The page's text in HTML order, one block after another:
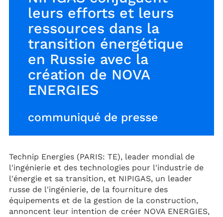
leurs efforts et leurs
ressources dans la
transition énergétique
en Russie avec la
création de NOVA
ENERGIES
communiqué de presse
Technip Energies (PARIS: TE), leader mondial de
l'ingénierie et des technologies pour l'industrie de
l'énergie et sa transition, et NIPIGAS, un leader
russe de l'ingénierie, de la fourniture des
équipements et de la gestion de la construction,
annoncent leur intention de créer NOVA ENERGIES,